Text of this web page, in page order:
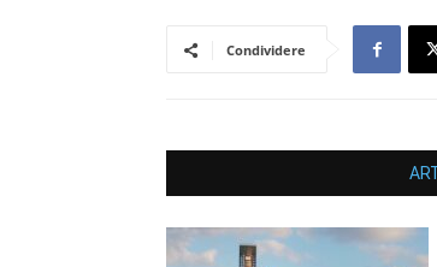
Condividere